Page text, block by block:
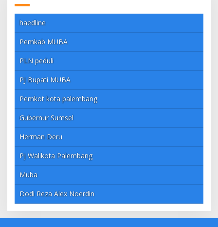
haedline
Pemkab MUBA
PLN peduli
PJ Bupati MUBA
Pemkot kota palembang
Gubernur Sumsel
Herman Deru
Pj Walikota Palembang
Muba
Dodi Reza Alex Noerdin